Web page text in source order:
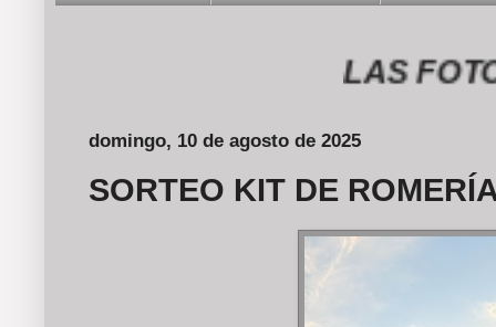
LAS
domingo, 10 de agosto de 2025
SORTEO KIT DE